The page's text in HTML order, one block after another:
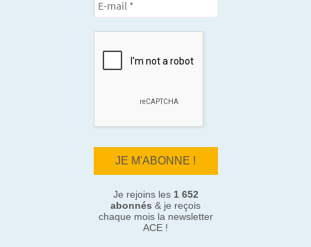
Je rejoins les 1 652
abonnés & je reçois
chaque mois la newsletter
ACE !